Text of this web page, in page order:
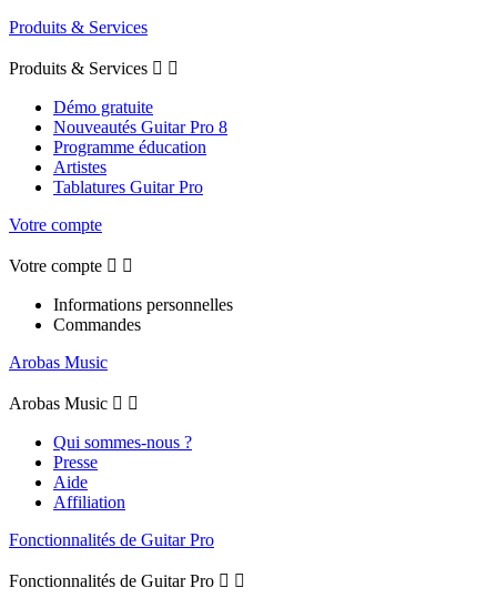
Produits & Services
Produits & Services  
Démo gratuite
Nouveautés Guitar Pro 8
Programme éducation
Artistes
Tablatures Guitar Pro
Votre compte
Votre compte  
Informations personnelles
Commandes
Arobas Music
Arobas Music  
Qui sommes-nous ?
Presse
Aide
Affiliation
Fonctionnalités de Guitar Pro
Fonctionnalités de Guitar Pro  